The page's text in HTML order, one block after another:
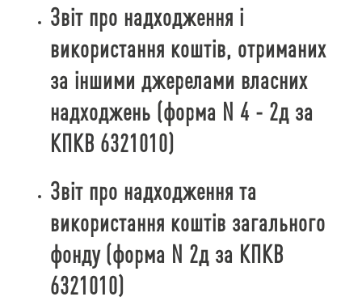
Звіт про надходження і
використання коштів, отриманих
за іншими джерелами власних
надходжень (форма N 4 - 2д за
КПКВ 6321010)
Звіт про надходження та
використання коштів загального
фонду (форма N 2д за КПКВ
6321010)